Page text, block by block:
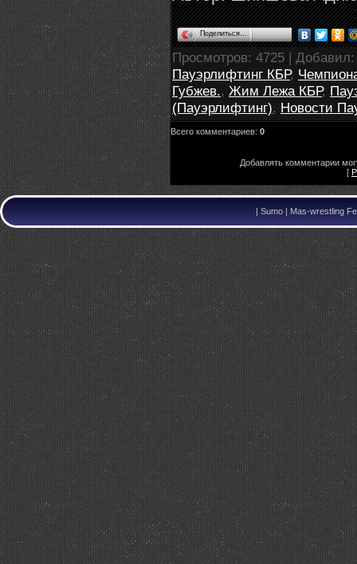
Поделиться…
Просмотров: 4725 | Добавил
Пауэрлифтинг КБР,
Губжев., Жим Лежа КБР,
(Пауэрлифтинг), Новости
Всего комментариев: 0
Добавлять комментарии
[
| Sumo | Mas-wrestling